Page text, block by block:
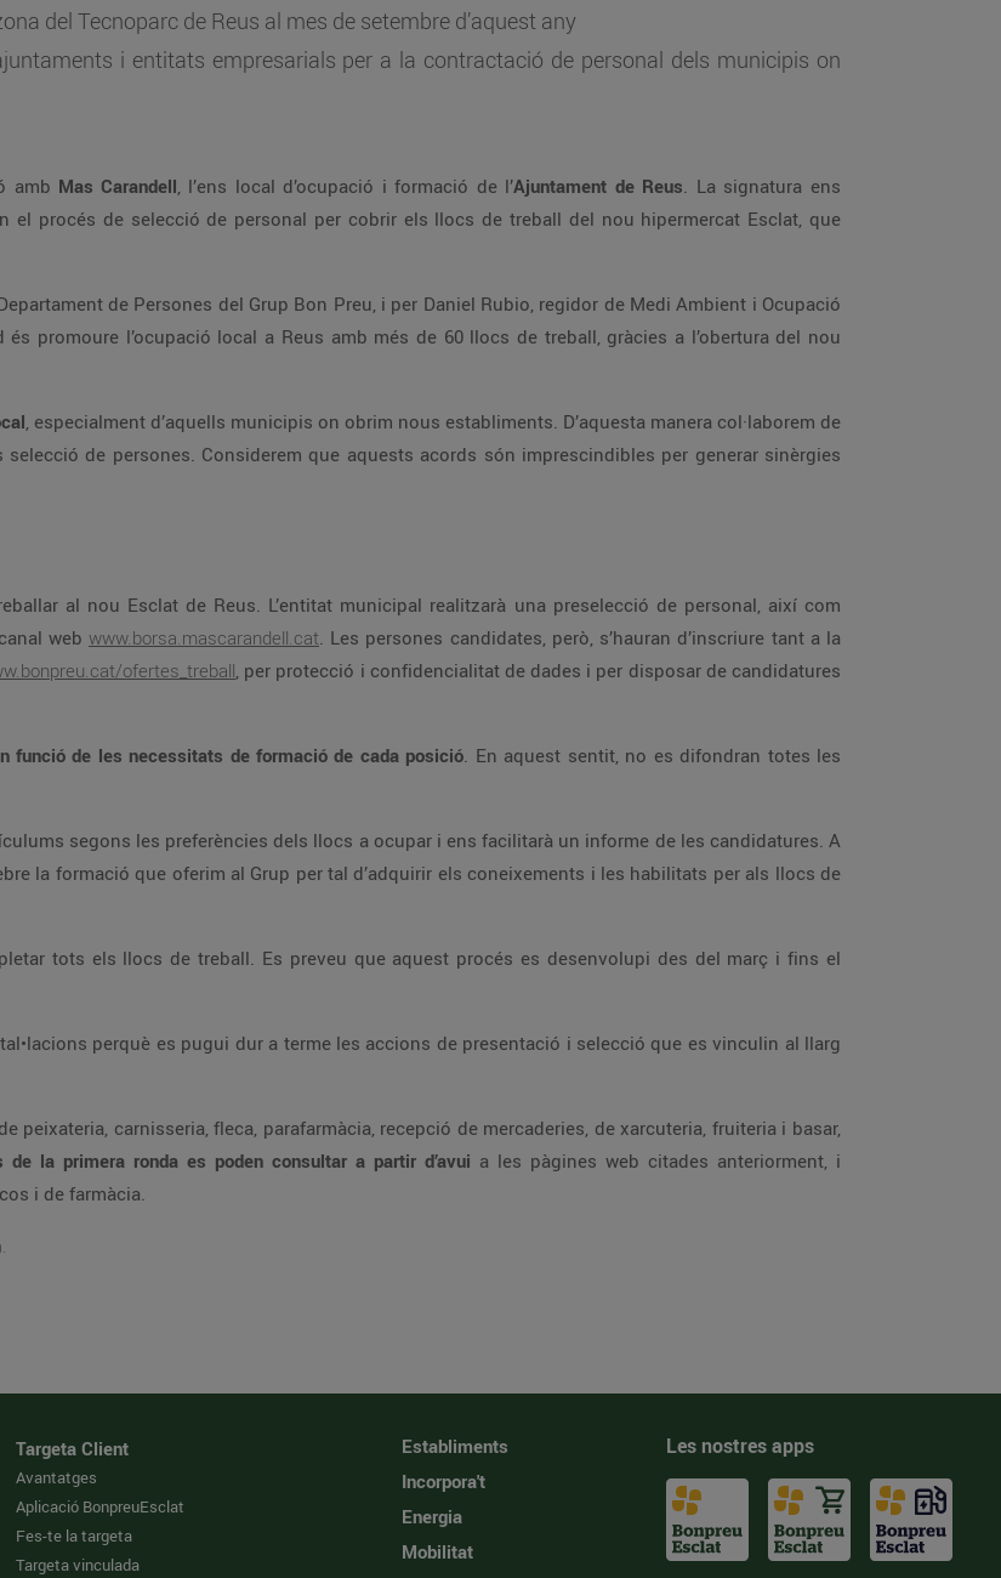
del Tecnoparc de Reus al mes de setembre d’aquest any
i entitats empresarials per a la contractació de personal dels municipis on
amb Mas Carandell, l’ens local d’ocupació i formació de l’Ajuntament de Reus. La signatura ens
el procés de selecció de personal per cobrir els llocs de treball del nou hipermercat Esclat, que
de Persones del Grup Bon Preu, i per Daniel Rubio, regidor de Medi Ambient i Ocupació
és promoure l’ocupació local a Reus amb més de 60 llocs de treball, gràcies a l’obertura del nou
, especialment d’aquells municipis on obrim nous establiments. D’aquesta manera col·laborem de
de persones. Considerem que aquests acords són imprescindibles per generar sinèrgies
al nou Esclat de Reus. L’entitat municipal realitzarà una preselecció de personal, així com
web www.borsa.mascarandell.cat. Les persones candidates, però, s’hauran d’inscriure tant a la
ofertes_treball, per protecció i confidencialitat de dades i per disposar de candidatures
funció de les necessitats de formació de cada posició. En aquest sentit, no es difondran totes les
segons les preferències dels llocs a ocupar i ens facilitarà un informe de les candidatures. A
la formació que oferim al Grup per tal d’adquirir els coneixements i les habilitats per als llocs de
tots els llocs de treball. Es preveu que aquest procés es desenvolupi des del març i fins el
perquè es pugui dur a terme les accions de presentació i selecció que es vinculin al llarg
peixateria, carnisseria, fleca, parafarmàcia, recepció de mercaderies, de xarcuteria, fruiteria i basar,
de la primera ronda es poden consultar a partir d’avui a les pàgines web citades anteriorment, i
i de farmàcia.
Targeta Client
Avantatges
Aplicació BonpreuEsclat
Fes-te la targeta
Targeta vinculada
Establiments
Incorpora't
Energia
Mobilitat
Les nostres apps